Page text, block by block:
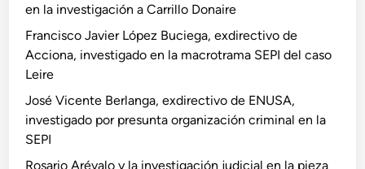
en la investigación a Carrillo Donaire
Francisco Javier López Buciega, exdirectivo de
Acciona, investigado en la macrotrama SEPI del caso
Leire
José Vicente Berlanga, exdirectivo de ENUSA,
investigado por presunta organización criminal en la
SEPI
Rosario Arévalo y la investigación judicial en la pieza